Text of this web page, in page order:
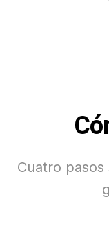
Cuatro